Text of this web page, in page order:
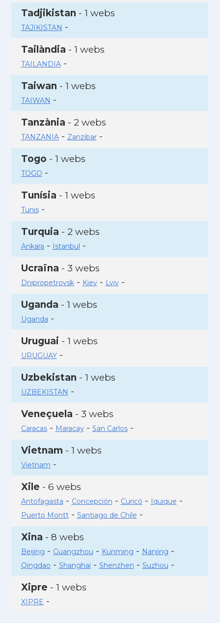
Tadjikistan - 1 webs
TAJIKISTAN -
Tailàndia - 1 webs
TAILANDIA-
Taiwan - 1 webs
TAIWAN -
Tanzània - 2 webs
TANZANIA- Zanzibar-
Togo - 1 webs
TOGO -
Tunísia - 1 webs
Tunis-
Turquia - 2 webs
Ankara - Istanbul -
Ucraïna - 3 webs
Dnipropetrovsk- Kiev- Lviv-
Uganda - 1 webs
Uganda -
Uruguai - 1 webs
URUGUAY-
Uzbekistan - 1 webs
UZBEKISTAN -
Veneçuela - 3 webs
Caracas- Maracay- San Carlos-
Vietnam - 1 webs
Vietnam -
Xile - 6 webs
Antofagasta - Concepción - Curicó - Iquique -
Puerto Montt- Santiago de Chile -
Xina - 8 webs
Beijing - Guangzhou - Kunming - Nanjing -
Qingdao - Shanghai - Shenzhen - Suzhou -
Xipre - 1 webs
XIPRE -